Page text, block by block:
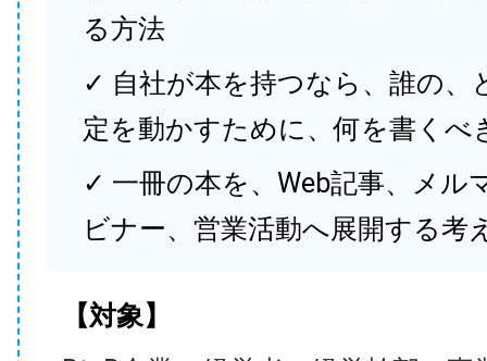
る方法
✓ 自社が本を持つなら、誰の、
定を動かすために、何を書くべ
✓ 一冊の本を、Web記事、メル
ビナー、営業活動へ展開する考
【対象】